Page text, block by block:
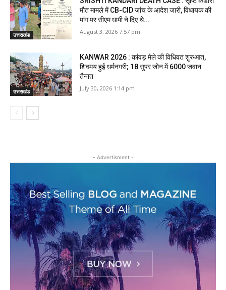
उत्तराखंड
मौत मामले में CB-CID जांच के आदेश जारी, विधायक की
मांग पर सीएम धामी ने दिए थे...
August 3, 2026 7:57 pm
उत्तराखंड
KANWAR 2026 : कांवड़ मेले की विधिवत शुरुआत,
शिवमय हुई धर्मनगरी; 18 सुपर जोन में 6000 जवान
तैनात
July 30, 2026 1:14 pm
- Advertisment -